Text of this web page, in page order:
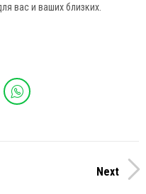
вас и ваших близких.
Next